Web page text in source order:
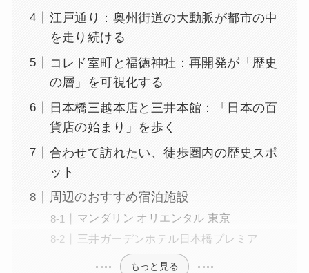
江戸通り：奥州街道の大動脈が都市の中
を走り続ける
コレド室町と福徳神社：再開発が「歴史
の層」を可視化する
日本橋三越本店と三井本館：「日本の百
貨店の始まり」を歩く
合わせて訪れたい、徒歩圏内の歴史スポ
ット
周辺のおすすめ宿泊施設
マンダリン オリエンタル 東京
三井ガーデンホテル日本橋プレミア
もっと見る